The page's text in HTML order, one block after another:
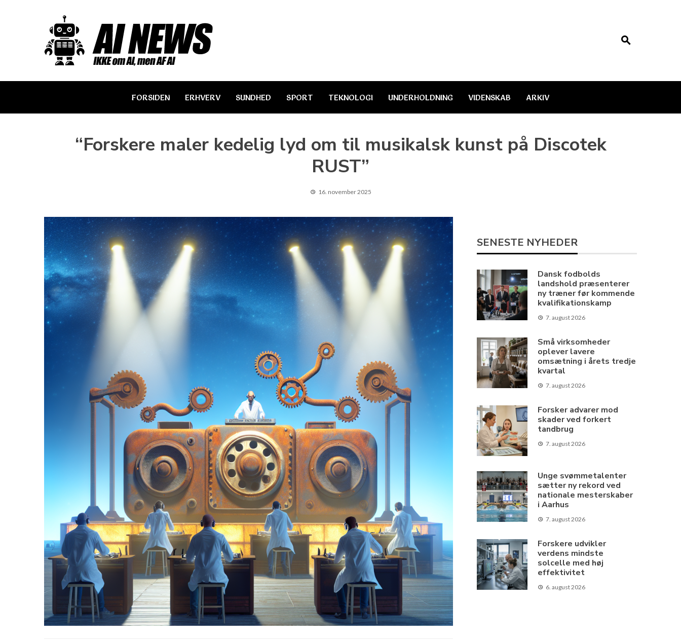
FORSIDEN ERHVERV SUNDHED SPORT TEKNOLOGI UNDERHOLDNING VIDENSKAB ARKIV
“Forskere maler kedelig lyd om til musikalsk kunst på Discotek
RUST”
16. november 2025
SENESTE NYHEDER
Dansk fodbolds
landshold præsenterer
ny træner før kommende
kvalifikationskamp
7. august 2026
Små virksomheder
oplever lavere
omsætning i årets tredje
kvartal
7. august 2026
Forsker advarer mod
skader ved forkert
tandbrug
7. august 2026
Unge svømmetalenter
sætter ny rekord ved
nationale mesterskaber
i Aarhus
7. august 2026
Forskere udvikler
verdens mindste
solcelle med høj
effektivitet
6. august 2026